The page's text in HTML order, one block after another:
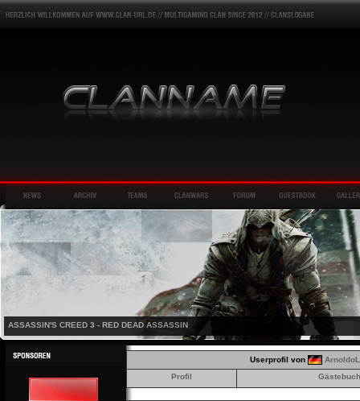
ASSASSIN'S CREED 3 - RED DEAD ASSASSIN
Userprofil von
Profil
Gästebuch